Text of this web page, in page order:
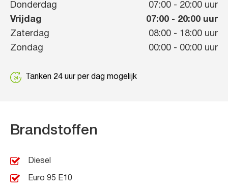
Donderdag
07:00 - 20:00 uur
Vrijdag
07:00 - 20:00 uur
Zaterdag
08:00 - 18:00 uur
Zondag
00:00 - 00:00 uur
Tanken 24 uur per dag mogelijk
Brandstoffen
Diesel
Euro 95 E10